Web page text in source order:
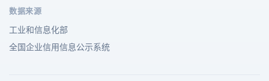
数据来源
工业和信息化部
全国企业信用信息公示系统